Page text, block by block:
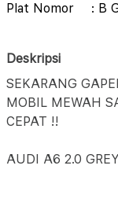
Plat Nomor
: B
Deskripsi
SEKARANG
MOBIL MEWAH
CEPAT !!
AUDI A6 2.0